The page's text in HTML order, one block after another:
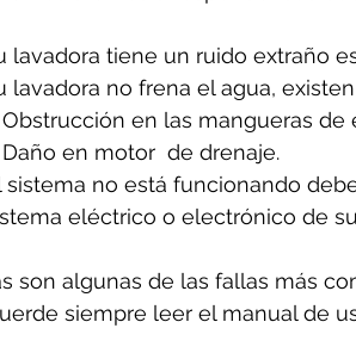
lavadora tiene un ruido extraño
lavadora no frena el agua,
Obstrucción en las mangueras
Daño en motor  de drenaje.
sistema no está funcionando
eléctrico o electrónico de
son algunas de las fallas más
siempre leer el manual de